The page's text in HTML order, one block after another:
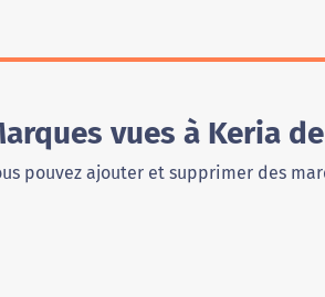
vues à Keria
pouvez ajouter et supprimer des